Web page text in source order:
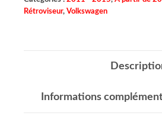
Rétroviseur, Volkswagen
Informations